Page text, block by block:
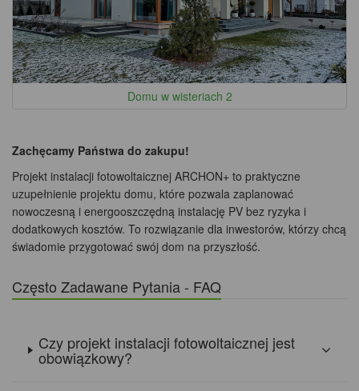
Domu w wisteriach 2
Zachęcamy Państwa do zakupu!
Projekt instalacji fotowoltaicznej ARCHON+ to praktyczne
uzupełnienie projektu domu, które pozwala zaplanować
nowoczesną i energooszczędną instalację PV bez ryzyka i
dodatkowych kosztów. To rozwiązanie dla inwestorów, którzy chcą
świadomie przygotować swój dom na przyszłość.
Często Zadawane Pytania - FAQ
Czy projekt instalacji fotowoltaicznej jest
obowiązkowy?